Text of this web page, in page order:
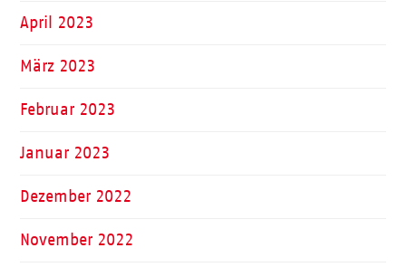
April 2023
März 2023
Februar 2023
Januar 2023
Dezember 2022
November 2022